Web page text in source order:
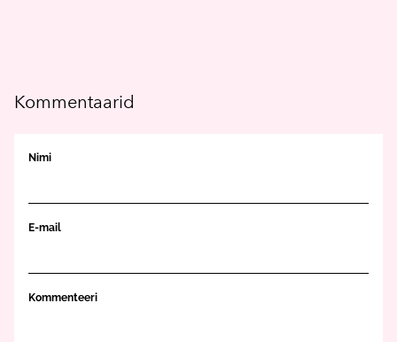
Kommentaarid
Nimi
E-mail
Kommenteeri